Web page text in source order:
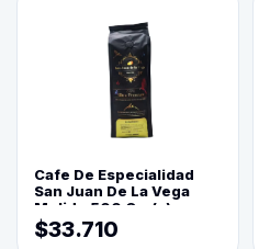
Cafe De Especialidad
San Juan De La Vega
Molido 500 Grs(=)
$33.710